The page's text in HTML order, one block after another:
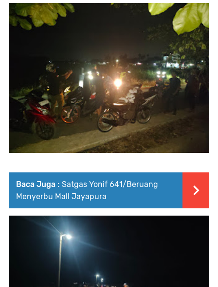
Baca Juga : Satgas Yonif 641/Beruang
Menyerbu Mall Jayapura